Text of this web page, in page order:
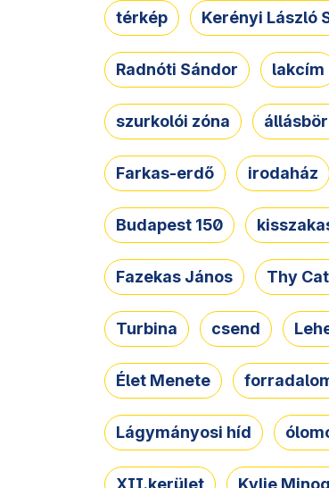
térkép Kerényi László
Radnóti Sándor lakcím
szurkolói zóna
Farkas-erdő irodaház
Budapest 150
Fazekas János Thy
Turbina csend
Élet Menete
Lágymányosi híd
XII.kerület Kylie